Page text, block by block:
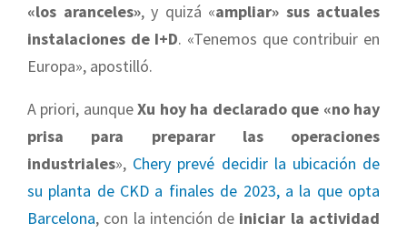
«los aranceles», y quizá «ampliar» sus actuales
instalaciones de I+D. «Tenemos que contribuir en
Europa», apostilló.
A priori, aunqueXu hoy ha declarado que «no hay
prisa para preparar las operaciones
industriales», Chery prevé decidir la ubicación de
su planta de CKD a finales de 2023, a la que opta
Barcelona, con la intención de iniciar la actividad